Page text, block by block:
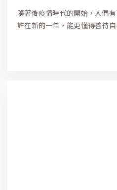
隨著後疫情時代的開始，人們
許在新的一年，能更懂得善待